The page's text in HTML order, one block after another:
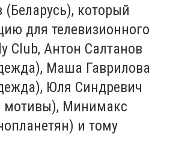
который
для телевизионного
Club, Антон Салтанов
Маша Гаврилова
Юля Синдревич
мотивы), Минимакс
и тому